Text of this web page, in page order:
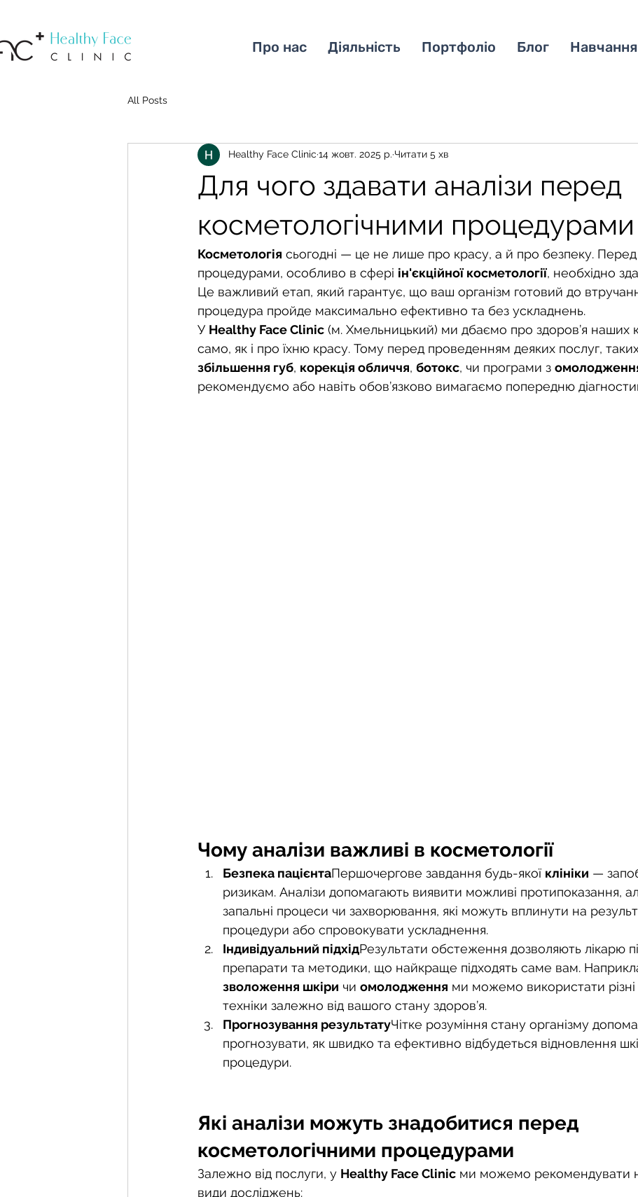
Про нас Діяльність Портфоліо Блог Навчання
All Posts
Для чого здавати аналізи перед
косметологічними процедурами
Healthy Face Clinic 14 жовт. 2025 р. Читати 5 хв
Косметологія сьогодні — це не лише про красу, а й про безпеку. Перед
процедурами, особливо в сфері ін'єкційної косметології, необхідно
Це важливий етап, який гарантує, що ваш організм готовий до
процедура пройде максимально ефективно та без ускладнень.
У Healthy Face Clinic (м. Хмельницький) ми дбаємо про здоров’я наших
само, як і про їхню красу. Тому перед проведенням деяких послуг,
збільшення губ, корекція обличчя, ботокс, чи програми з
рекомендуємо або навіть обов’язково вимагаємо попередню
Чому аналізи важливі в косметології
Безпека пацієнтаПершочергове завдання будь-якої клініки —
ризикам. Аналізи допомагають виявити можливі протипоказання,
запальні процеси чи захворювання, які можуть вплинути на
процедури або спровокувати ускладнення.
Індивідуальний підхідРезультати обстеження дозволяють лікарю
препарати та методики, що найкраще підходять саме вам.
зволоження шкіри чи омолодження ми можемо використати
техніки залежно від вашого стану здоров’я.
Прогнозування результатуЧітке розуміння стану організму
прогнозувати, як швидко та ефективно відбудеться відновлення
процедури.
Які аналізи можуть знадобитися перед
косметологічними процедурами
Залежно від послуги, у Healthy Face Clinic ми можемо рекомендувати
види досліджень: